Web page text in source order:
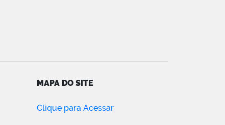
MAPA DO SITE
Clique para Acessar